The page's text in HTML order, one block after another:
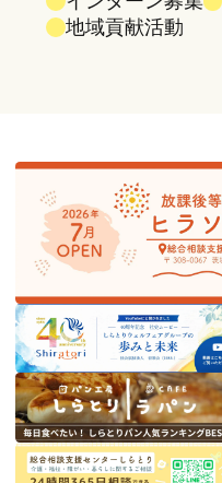
地域貢献活動